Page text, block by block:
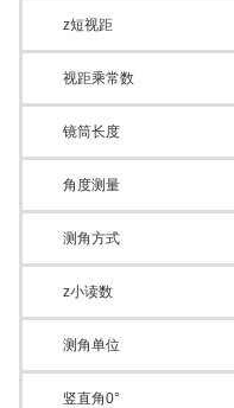
z短视距
视距乘常数
镜筒长度
角度测量
测角方式
z小读数
测角单位
竖直角0°